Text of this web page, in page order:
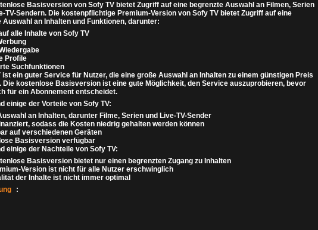
Basisversion von Sofy TV bietet Zugriff auf eine begrenzte Auswahl an Filmen, Serien
TV-Sendern. Die kostenpflichtige Premium-Version von Sofy TV bietet Zugriff auf eine
Auswahl an Inhalten und Funktionen, darunter:
alle Inhalte von Sofy TV
Profile
Suchfunktionen
ist ein guter Service für Nutzer, die eine große Auswahl an Inhalten zu einem günstigen Preis
Die kostenlose Basisversion ist eine gute Möglichkeit, den Service auszuprobieren, bevor
für ein Abonnement entscheidet.
einige der Vorteile von Sofy TV:
an Inhalten, darunter Filme, Serien und Live-TV-Sender
sodass die Kosten niedrig gehalten werden können
auf verschiedenen Geräten
Basisversion verfügbar
einige der Nachteile von Sofy TV:
Basisversion bietet nur einen begrenzten Zugang zu Inhalten
Version ist nicht für alle Nutzer erschwinglich
der Inhalte ist nicht immer optimal
: